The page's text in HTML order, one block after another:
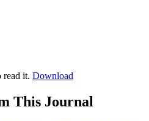
read it. Download
This Journal